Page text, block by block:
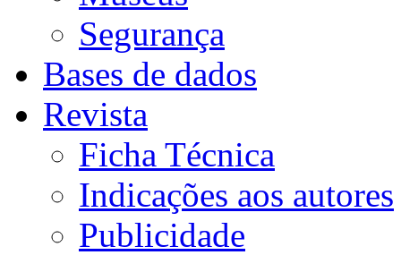
Segurança
Bases de dados
Revista
Ficha Técnica
Indicações aos autores
Publicidade